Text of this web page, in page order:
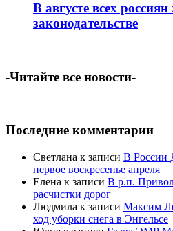
В августе всех
законодательстве
-Читайте все новости-
Последние комментарии
Светлана к записи В России
первое воскресенье апреля
Елена к записи В р.п.
расчистки дорог
Людмила к записи Максим
ход уборки снега в Энгельсе